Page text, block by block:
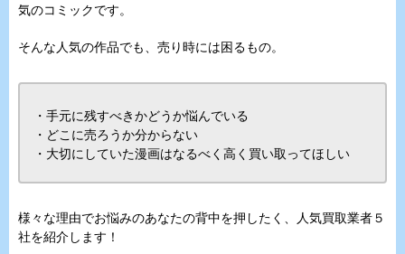
気のコミックです。
そんな人気の作品でも、売り時には困るもの。
・手元に残すべきかどうか悩んでいる
・どこに売ろうか分からない
・大切にしていた漫画はなるべく高く買い取ってほしい
様々な理由でお悩みのあなたの背中を押したく、人気買取業者５
社を紹介します！